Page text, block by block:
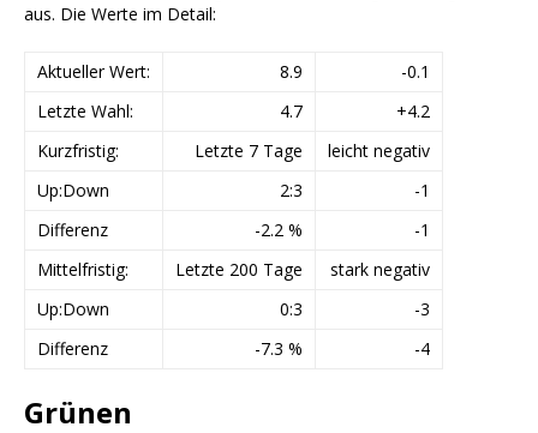
aus. Die Werte im Detail:
Aktueller Wert: 8.9
-0.1
Letzte Wahl:
4.7
+4.2
Kurzfristig:
Letzte 7 Tage
leicht negativ
Up:Down
2:3
-1
Differenz
-2.2 %
-1
Mittelfristig:
Letzte 200 Tage
stark negativ
Up:Down
0:3
-3
Differenz
-7.3 % -4
Grünen